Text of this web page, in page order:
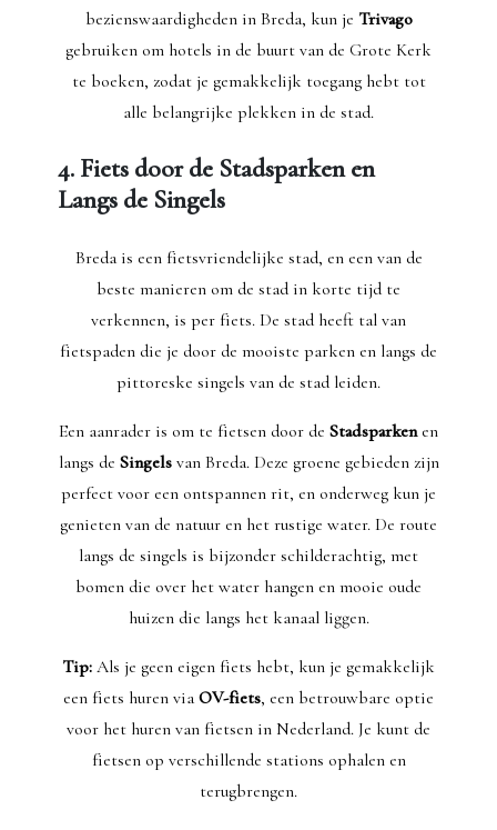
bezienswaardigheden in Breda, kun je Trivago
gebruiken om hotels in de buurt van de Grote Kerk
te boeken, zodat je gemakkelijk toegang hebt tot
alle belangrijke plekken in de stad.
4. Fiets door de Stadsparken en
Langs de Singels
Breda is een fietsvriendelijke stad, en een van de
beste manieren om de stad in korte tijd te
verkennen, is per fiets. De stad heeft tal van
fietspaden die je door de mooiste parken en langs de
pittoreske singels van de stad leiden.
Een aanrader is om te fietsen door de Stadsparkenen
langs de Singelsvan Breda. Deze groene gebieden zijn
perfect voor een ontspannen rit, en onderweg kun je
genieten van de natuur en het rustige water. De route
langs de singels is bijzonder schilderachtig, met
bomen die over het water hangen en mooie oude
huizen die langs het kanaal liggen.
Tip: Als je geen eigen fiets hebt, kun je gemakkelijk
een fiets huren viaOV-fiets, een betrouwbare optie
voor het huren van fietsen in Nederland. Je kunt de
fietsen op verschillende stations ophalen en
terugbrengen.